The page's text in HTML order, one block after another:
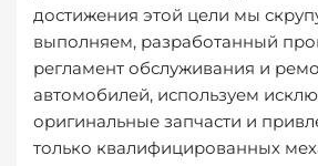
достижения этой цели мы
выполняем, разработанный
регламент обслуживания и
автомобилей, используем
оригинальные запчасти и
только квалифицированных